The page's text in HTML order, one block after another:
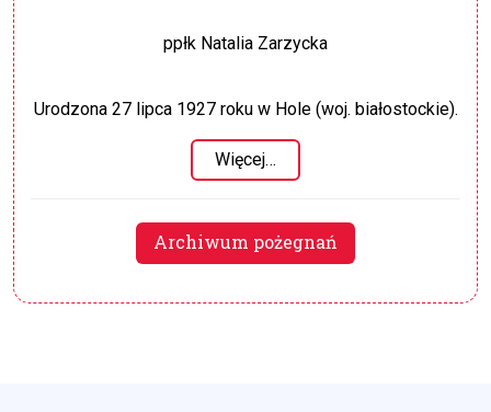
ppłk Natalia Zarzycka
Urodzona 27 lipca 1927 roku w Hole (woj. białostockie).
Więcej…
Archiwum pożegnań